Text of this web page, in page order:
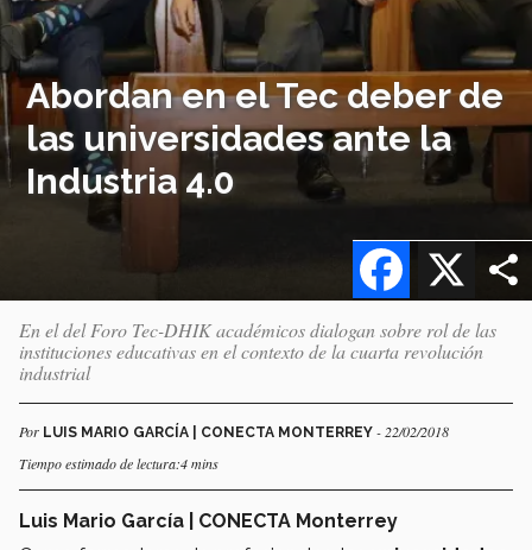
Abordan en el Tec deber de
las universidades ante la
Industria 4.0
X
Facebook
En el del Foro Tec-DHIK académicos dialogan sobre rol de las
instituciones educativas en el contexto de la cuarta revolución
industrial
Por LUIS MARIO GARCÍA | CONECTA MONTERREY - 22/02/2018
Tiempo estimado de lectura:4 mins
Luis Mario García | CONECTA Monterrey